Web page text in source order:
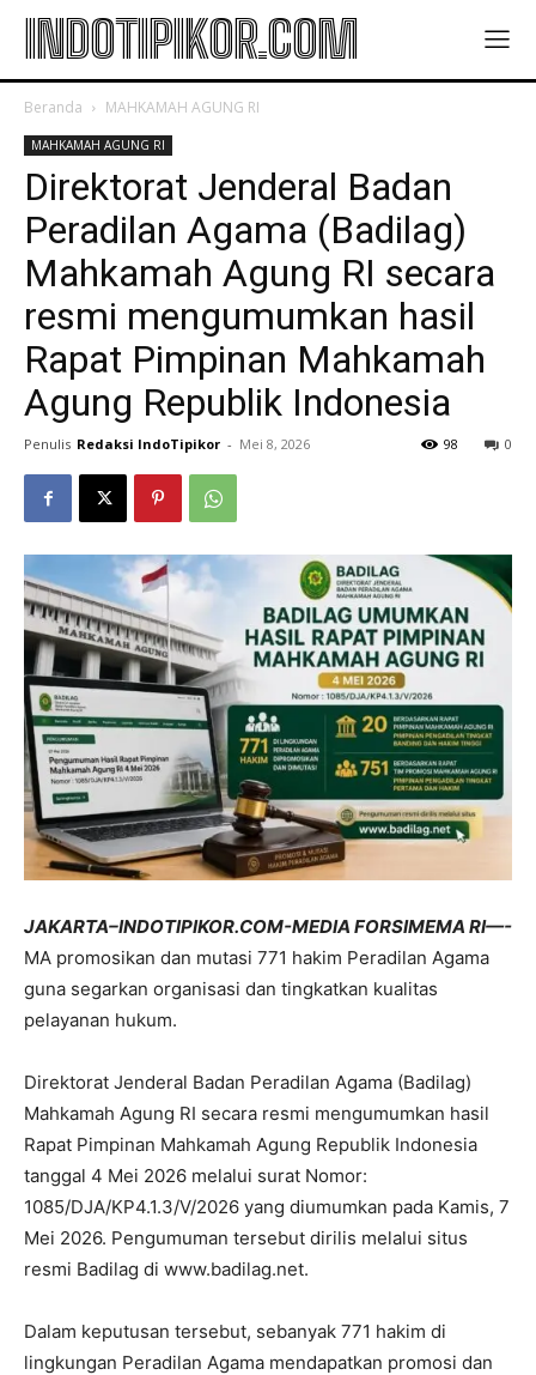
INDOTIPIKOR.COM
Beranda MAHKAMAH AGUNG RI
MAHKAMAH AGUNG RI
Direktorat Jenderal Badan
Peradilan Agama (Badilag)
Mahkamah Agung RI secara
resmi mengumumkan hasil
Rapat Pimpinan Mahkamah
Agung Republik Indonesia
Penulis Redaksi IndoTipikor - Mei 8, 2026 0
98
JAKARTA–INDOTIPIKOR.COM-MEDIA FORSIMEMA RI—-
MA promosikan dan mutasi 771 hakim Peradilan Agama
guna segarkan organisasi dan tingkatkan kualitas
pelayanan hukum.
Direktorat Jenderal Badan Peradilan Agama (Badilag)
Mahkamah Agung RI secara resmi mengumumkan hasil
Rapat Pimpinan Mahkamah Agung Republik Indonesia
tanggal 4 Mei 2026 melalui surat Nomor:
1085/DJA/KP4.1.3/V/2026 yang diumumkan pada Kamis, 7
Mei 2026. Pengumuman tersebut dirilis melalui situs
resmi Badilag di www.badilag.net.
Dalam keputusan tersebut, sebanyak 771 hakim di
lingkungan Peradilan Agama mendapatkan promosi dan